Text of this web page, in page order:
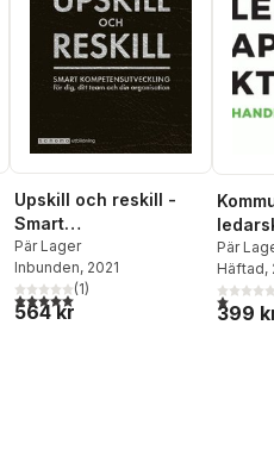
Upskill och reskill -
Smart
kompetensutveckling
för dig ...
Pär Lager
Inbunden, 2021
5,0utav 5 stjärnor. Totalt antal röster:
(1)
564 kr
Pär
Häftad,
1,0utav
399